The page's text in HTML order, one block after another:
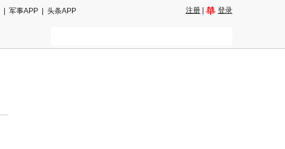
军事APP 头条APP 注册 登录